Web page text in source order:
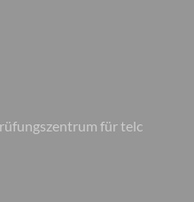
für telc